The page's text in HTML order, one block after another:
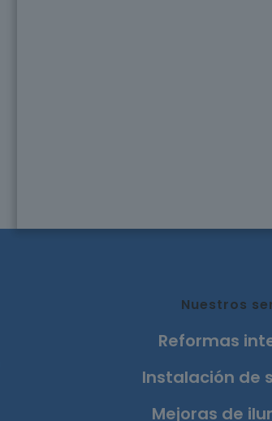
Nuestros
Reformas
Instalación de
Mejoras de